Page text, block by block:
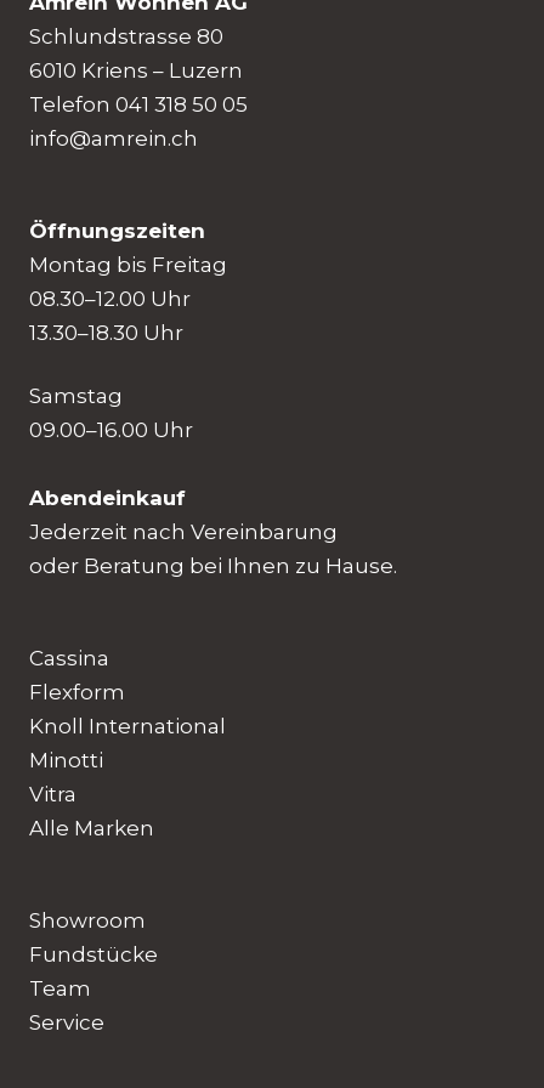
Schlundstrasse 80
6010 Kriens – Luzern
Telefon 041 318 50 05
info@amrein.ch
Öffnungszeiten
Montag bis Freitag
08.30–12.00 Uhr
13.30–18.30 Uhr
Samstag
09.00–16.00 Uhr
Abendeinkauf
Jederzeit nach Vereinbarung
oder Beratung bei Ihnen zu Hause.
Cassina
Flexform
Knoll International
Minotti
Vitra
Alle Marken
Showroom
Fundstücke
Team
Service